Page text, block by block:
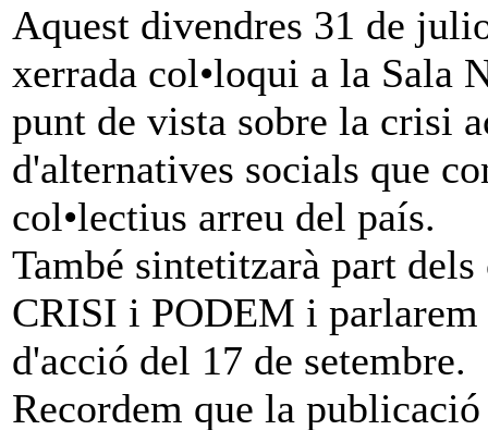
Aquest divendres 31 de
xerrada col•loqui a la Sala
punt de vista sobre la crisi
d'alternatives socials que
col•lectius arreu del país.
També sintetitzarà part
CRISI i PODEM i parlarem
d'acció del 17 de setembre.
Recordem que la